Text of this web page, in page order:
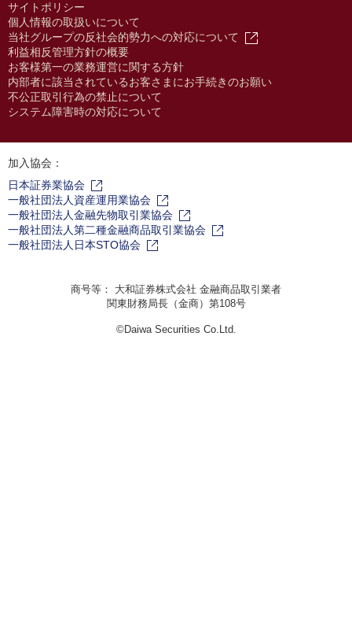
サイトポリシー
個人情報の取扱いについて
当社グループの反社会的勢力への対応について
利益相反管理方針の概要
お客様第一の業務運営に関する方針
内部者に該当されているお客さまにお手続きのお願い
不公正取引行為の禁止について
システム障害時の対応について
加入協会：
日本証券業協会
一般社団法人資産運用業協会
一般社団法人金融先物取引業協会
一般社団法人第二種金融商品取引業協会
一般社団法人日本STO協会
商号等： 大和証券株式会社 金融商品取引業者
関東財務局長（金商）第108号
©Daiwa Securities Co.Ltd.